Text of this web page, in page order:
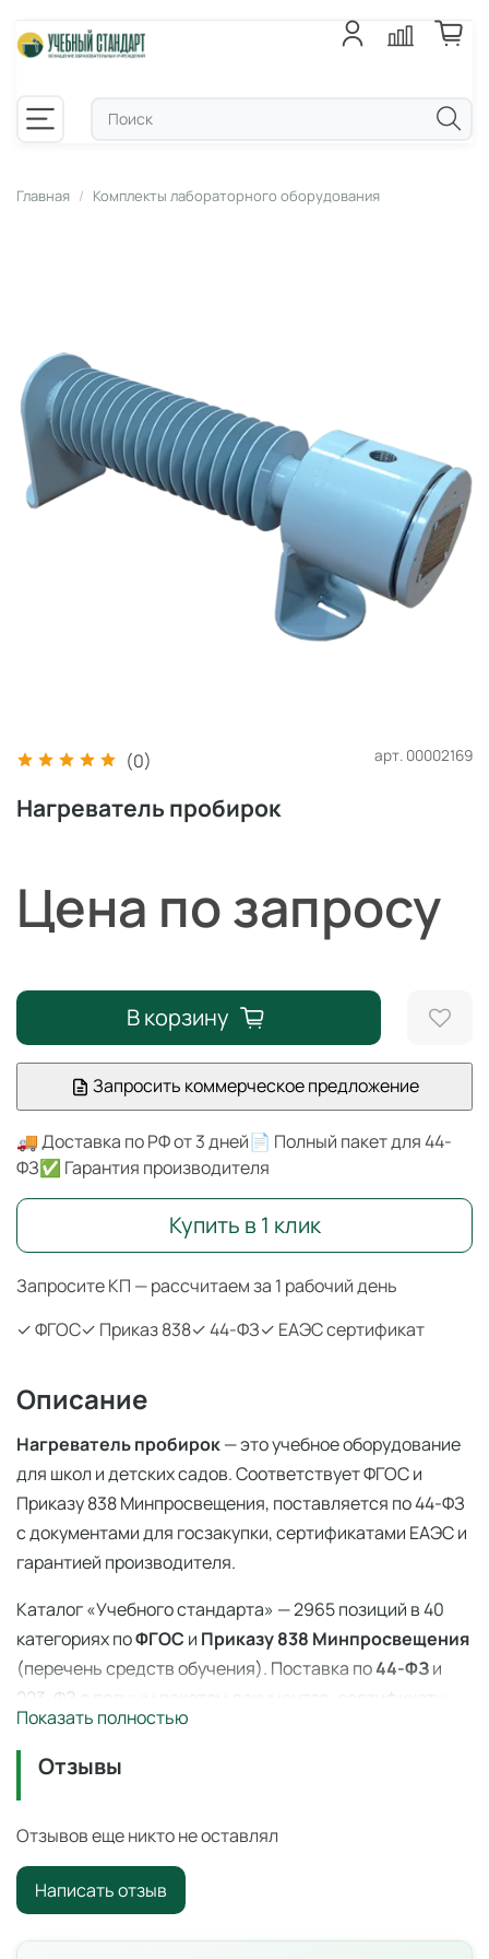
Главная Комплекты лабораторного оборудования
(0) арт. 00002169
Нагреватель пробирок
Цена по запросу
Запросите КП — рассчитаем за 1 рабочий день
✓ ФГОС✓ Приказ 838✓ 44-ФЗ✓ ЕАЭС сертификат
В корзину
Запросить коммерческое предложение
🚚 Доставка по РФ от 3 дней📄 Полный пакет для 44-
ФЗ✅ Гарантия производителя
Купить в 1 клик
Описание
Нагреватель пробирок— это учебное оборудование
для школ и детских садов. Соответствует ФГОС и
Приказу 838 Минпросвещения, поставляется по 44-ФЗ
с документами для госзакупки, сертификатами ЕАЭС и
гарантией производителя.
Каталог «Учебного стандарта» — 2965 позиций в 40
категориях поФГОС и Приказу 838 Минпросвещения
(перечень средств обучения). Поставка по44-ФЗи
223-ФЗ с полным пакетом документов, сертификаты
ЕАЭС, гарантия производителя. Доставка по всей
России — 3–14 дней со склада в Ангарске.
Нагреватель пробирок
оборудование для оснащения образовательных
учреждений по ФГОС и
Цена: 7 990 ₽ с НДС. Поставка по всей России для
школ, детских садов, колледжей и вузов.
Показать полностью
Отзывы
Отзывов еще никто не оставлял
Написать отзыв